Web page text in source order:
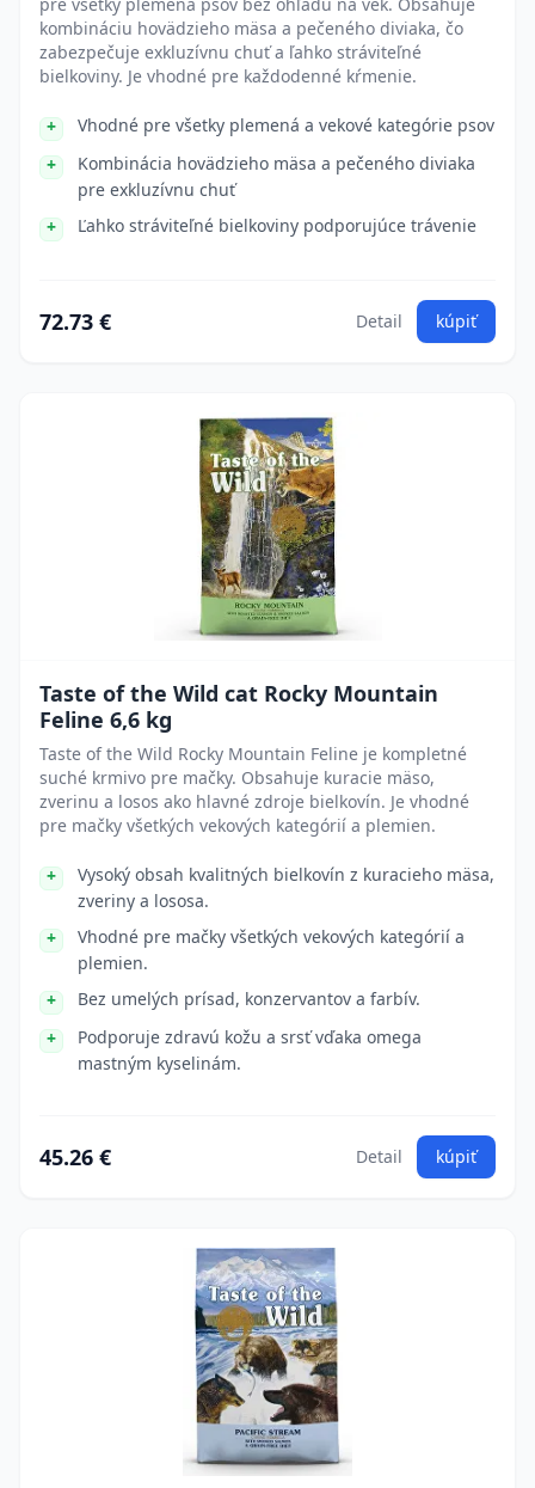
kombináciu hovädzieho mäsa a pečeného diviaka, čo
zabezpečuje exkluzívnu chuť a ľahko stráviteľné
bielkoviny. Je vhodné pre každodenné kŕmenie.
Vhodné pre všetky plemená a vekové kategórie psov
Kombinácia hovädzieho mäsa a pečeného diviaka
pre exkluzívnu chuť
Ľahko stráviteľné bielkoviny podporujúce trávenie
72.73 € Detail kúpiť
Taste of the Wild cat Rocky Mountain
Feline 6,6 kg
Taste of the Wild Rocky Mountain Feline je kompletné
suché krmivo pre mačky. Obsahuje kuracie mäso,
zverinu a losos ako hlavné zdroje bielkovín. Je vhodné
pre mačky všetkých vekových kategórií a plemien.
Vysoký obsah kvalitných bielkovín z kuracieho mäsa,
zveriny a lososa.
Vhodné pre mačky všetkých vekových kategórií a
plemien.
Bez umelých prísad, konzervantov a farbív.
Podporuje zdravú kožu a srsť vďaka omega
mastným kyselinám.
45.26 € Detail kúpiť